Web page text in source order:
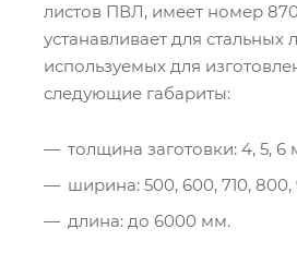
листов ПВЛ, имеет номер
устанавливает для стальных
используемых для
следующие габариты:
толщина заготовки: 4, 5, 6
ширина: 500, 600, 710,
длина: до 6000 мм.